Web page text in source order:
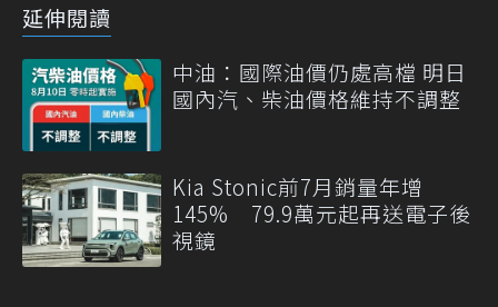
延伸閱讀
中油：國際油價仍處高檔 明日
國內汽、柴油價格維持不調整
Kia Stonic前7月銷量年增
145% 79.9萬元起再送電子後
視鏡